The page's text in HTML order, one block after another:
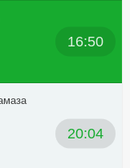
16:50
20:04